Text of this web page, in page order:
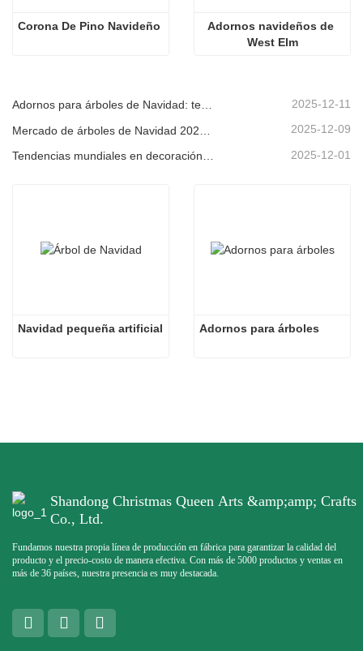
Corona De Pino Navideño
Adornos navideños de
West Elm
Adornos para árboles de Navidad: tendencias del mercado, información sobre la cadena de suministro y guía de adquisiciones 2025 2025-12-11
2025-12-09
2025-12-01
Navidad pequeña artificial Adornos para árboles
Shandong Christmas Queen Arts &amp;amp; Crafts
Co., Ltd.
Fundamos nuestra propia línea de producción en fábrica para garantizar la calidad del
producto y el precio-costo de manera efectiva. Con más de 5000 productos y ventas en
más de 36 países, nuestra presencia es muy destacada.